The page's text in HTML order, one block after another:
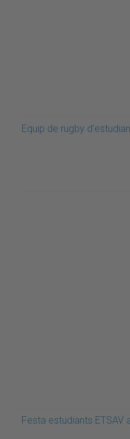
Equip de rugby
Festa estudiants